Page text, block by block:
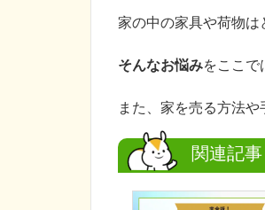
家の中の家具や荷物は
そんなお悩みをここで
また、家を売る方法
関連記事